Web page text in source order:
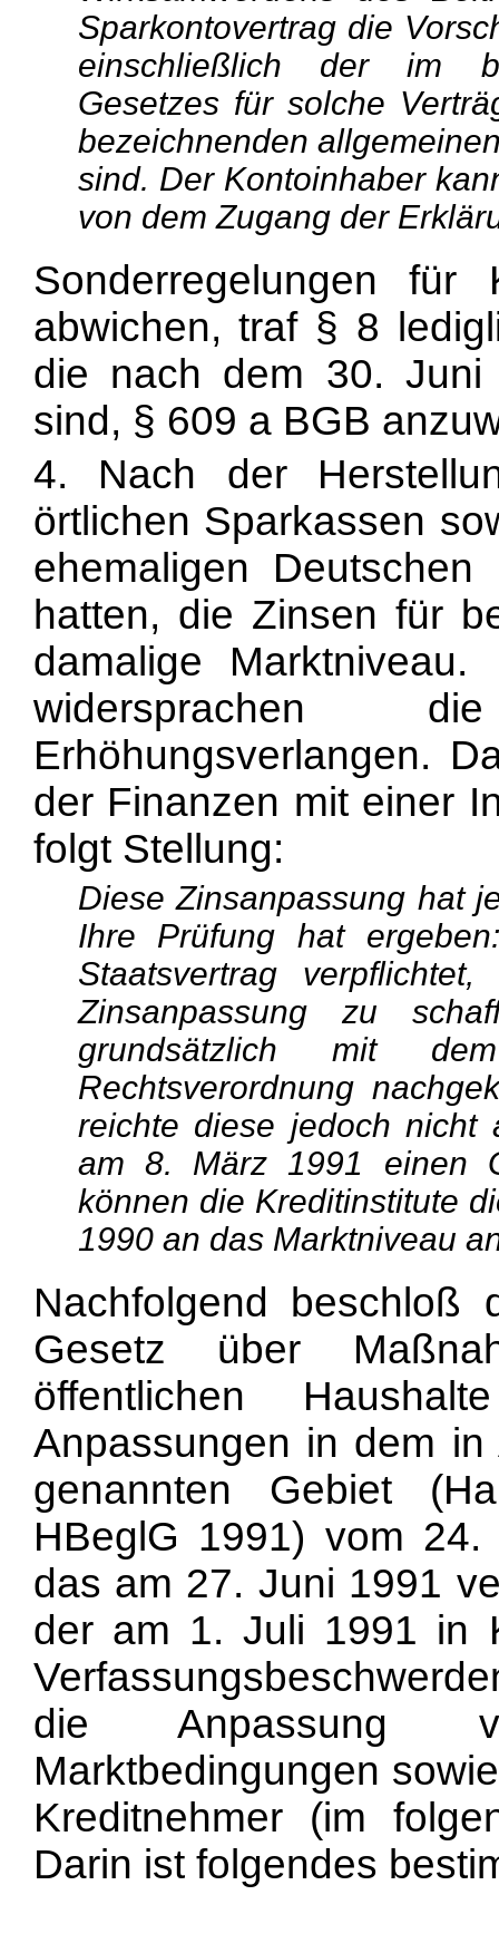
Sparkontovertrag die
einschließlich der im
Gesetzes für solche
bezeichnenden
sind. Der Kontoinhaber
von dem Zugang der
Sonderregelungen
abwichen, traf § 8
die nach dem 30. Juni
sind, § 609 a BGB
4. Nach der
örtlichen Sparkassen
ehemaligen Deutschen
hatten, die Zinsen für
damalige
widersprachen
Erhöhungsverlangen.
der Finanzen mit einer
folgt Stellung:
Diese Zinsanpassung hat
Ihre Prüfung hat
Staatsvertrag
Zinsanpassung zu
grundsätzlich mit
Rechtsverordnung
reichte diese jedoch nicht
am 8. März 1991 einen
können die Kreditinstitute
1990 an das Marktniveau
Nachfolgend beschloß
Gesetz über
öffentlichen
Anpassungen in dem
genannten Gebiet
HBeglG 1991) vom
das am 27. Juni 1991
der am 1. Juli 1991 in
die Anpassung
Marktbedingungen
Kreditnehmer (im
Darin ist folgendes